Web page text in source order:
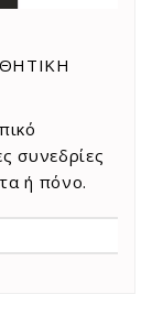
συνεδρίες
ή πόνο.